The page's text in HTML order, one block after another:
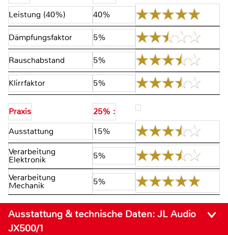
Leistung (40%)
40%
Dämpfungsfaktor 5%
Rauschabstand 5%
Klirrfaktor 5%
Praxis
25% :
Ausstattung
15%
Verarbeitung
Elektronik 5%
Verarbeitung
Mechanik 5%
Ausstattung & technische Daten: JL Audio
JX500/1